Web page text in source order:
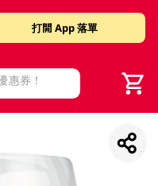
打開 App 落單